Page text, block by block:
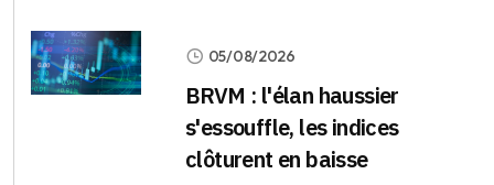
05/08/2026
BRVM : l'élan haussier
s'essouffle, les indices
clôturent en baisse